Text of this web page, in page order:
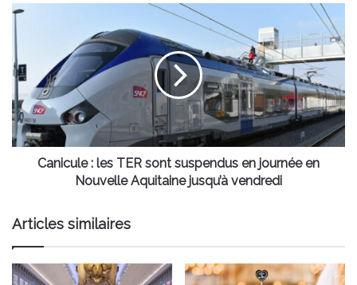
en
Canicule
TER
sont
suspendus
en
journée
en
NouvelleCanicule : les TER sont suspendus en journée en
Nouvelle Aquitaine jusqu’à vendredi
Articles similaires